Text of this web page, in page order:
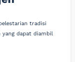
tradisi
yang dapat diambil